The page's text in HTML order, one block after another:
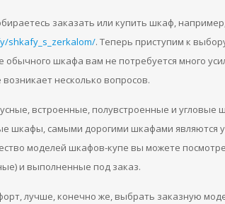
заказать или купить шкаф,
shkafy_s_zerkalom/. Теперь приступим к
шкафа вам не потребуется много
несколько вопросов.
встроенные, полувстроенные и угловые
шкафы, самыми дорогими шкафами являются
моделей шкафов-купе вы можете
и выполненные под заказ.
лучше, конечно же, выбрать заказную